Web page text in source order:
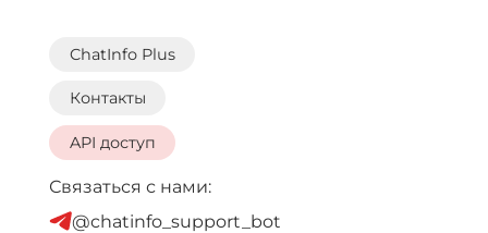
ChatInfo Plus
Контакты
API доступ
Связаться с нами:
@chatinfo_support_bot